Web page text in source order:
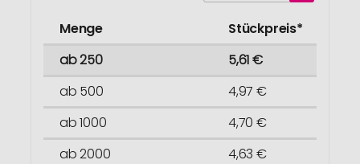
Menge
Stückpreis*
ab 250
5,61 €
ab 500
4,97 €
ab 1000
4,70 €
ab 2000
4,63 €